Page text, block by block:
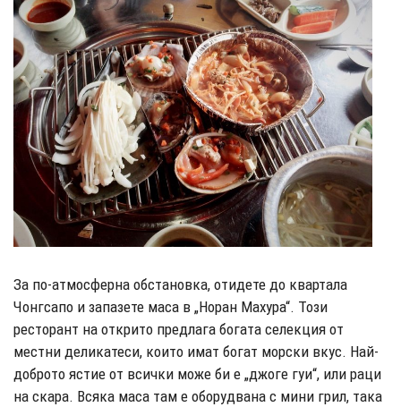
За по-атмосферна обстановка, отидете до квартала
Чонгсапо и запазете маса в „Норан Махура“. Този
ресторант на открито предлага богата селекция от
местни деликатеси, които имат богат морски вкус. Най-
доброто ястие от всички може би е „джоге гуи“, или раци
на скара. Всяка маса там е оборудвана с мини грил, така